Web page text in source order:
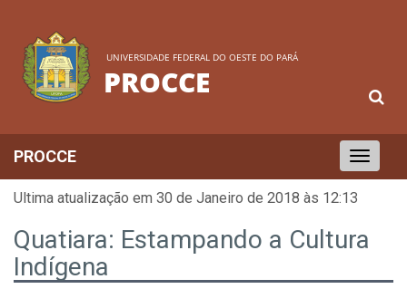
UNIVERSIDADE FEDERAL DO OESTE DO PARÁ
PROCCE
Toggle
navigation
PROCCE
Ultima atualização em 30 de Janeiro de 2018 às 12:13
Quatiara: Estampando a Cultura
Indígena